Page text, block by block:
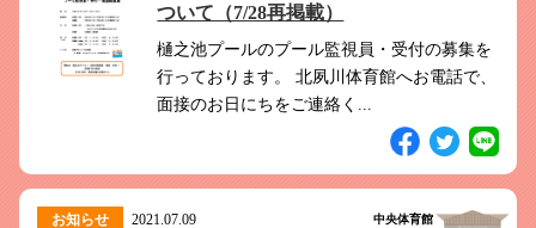
ついて（7/28再掲載）
樋之池プールのプール監視員・受付の募集を
行っております。 北夙川体育館へお電話で、
面接のお日にちをご連絡く...
お知らせ 2021.07.09 中央体育館